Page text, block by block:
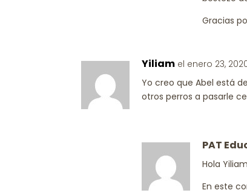
Gracias
Yiliam el enero 23,
Yo creo que Abel está
otros perros a pasarle
PAT
Hola
En este